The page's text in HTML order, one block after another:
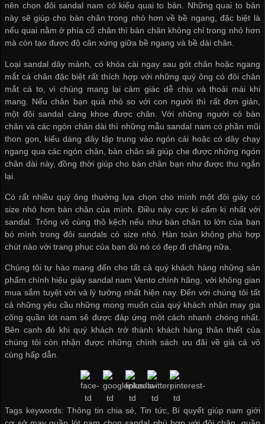
nên chọn đôi sandal nam có kiểu quai to bản. Những quai to bản
này sẽ giúp cho bàn chân trong nhỏ hơn về bề ngang, đặc biệt là
nếu quai nằm ở phía cổ chân thì bàn chân không chỉ trong nhỏ hơn
mà còn tạo được độ cân xứng giữa bề ngang và bề dài chân.
Loại sandal dây mảnh, có khóa cài ngay sau gót chân hoặc ngang
mắt cá chân đặc biệt rất thích hợp với những quý ông có đôi chân
mắt cá to, vì chúng mang lại cảm giác dễ chịu và thoải mái khi
mang. Nếu chân bạn quá nhỏ so với con người thì rất đơn giản,
một đôi sandal càng khoe được chân. Với những người có bàn
chân và các ngón chân dài thì những mẫu sandal nam có phần mũi
thon gọn, kiểu dáng dây tập trung vào ngón cái hoặc có dây chạy
ngang qua các ngón chân, bàn chân sẽ giúp che được những ngón
chân dài này, đồng thời giúp cho bàn chân bạn như được thu ngắn
lại.
Có rất nhiều quý ông thường lựa chọn cho mình một đôi giày có
size nhỏ hơn bàn chân của mình. Điều này cực kì cấm kị nhất với
sandal. Trông vô cùng thô kệch nếu như bàn chân to lớn của bạn
bó mình trong đôi sandals có size nhỏ. Hàn toàn không phù hợp
chút nào với trang phục của bạn dù nó có đẹp đi chăng nữa.
Chúng tôi tự hào mang đến cho tất cả quý khách hàng những sản
phẩm chính hiệu giày sandal nam Vento chính hãng, với không gian
mua sắm tuyệt vời và lý tưởng nhất hiện nay. Đến với chúng tôi tất
cả những yêu cầu những mong muốn của quý khách nhận may gia
công quần lót nam sẽ được đáp ứng một cách nhanh chóng nhất.
Bên cạnh đó khi quý khách trở thành khách hàng thân thiết của
chúng tôi còn nhận được những chính sách ưu đãi về giá cả vô
cùng hấp dẫn.
Tags keywords: Thông tin chia sẻ, Tin tức, Bí quyết giúp nam giới